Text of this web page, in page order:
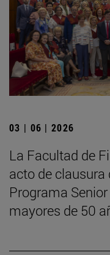
03 | 06 | 2026
La Facultad de
acto de clausura
Programa
mayores de 50